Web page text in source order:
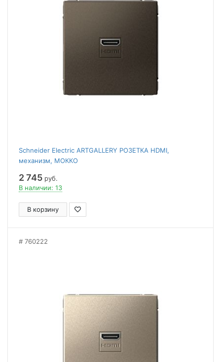
Schneider Electric ARTGALLERY РОЗЕТКА HDMI,
механизм, МОККО
2 745 руб.
В наличии: 13
В корзину
760222